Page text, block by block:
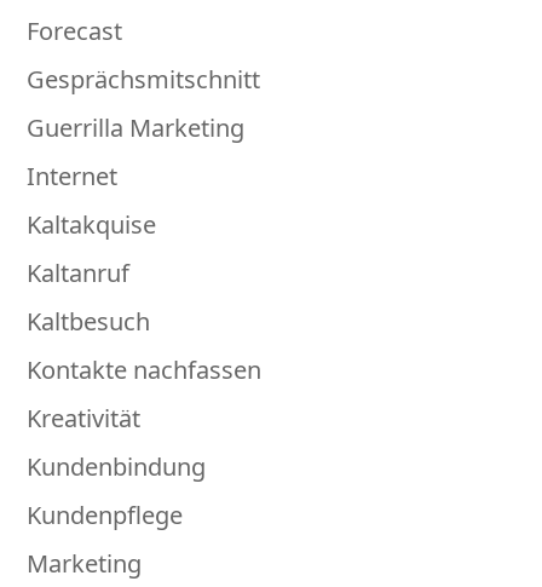
Forecast
Gesprächsmitschnitt
Guerrilla Marketing
Internet
Kaltakquise
Kaltanruf
Kaltbesuch
Kontakte nachfassen
Kreativität
Kundenbindung
Kundenpflege
Marketing